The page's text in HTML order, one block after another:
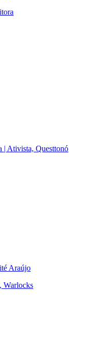
| Ativista, Questtonó
Araújo
Warlocks